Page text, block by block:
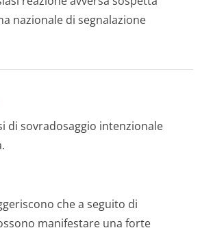
nazionale di segnalazione
di sovradosaggio intenzionale
che a seguito di
manifestare una forte